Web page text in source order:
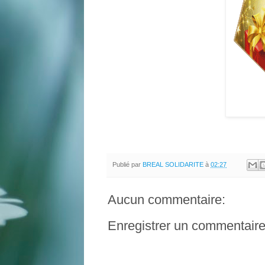
Publié par BREAL SOLIDARITE à 02:27
Aucun commentaire:
Enregistrer un commentaire